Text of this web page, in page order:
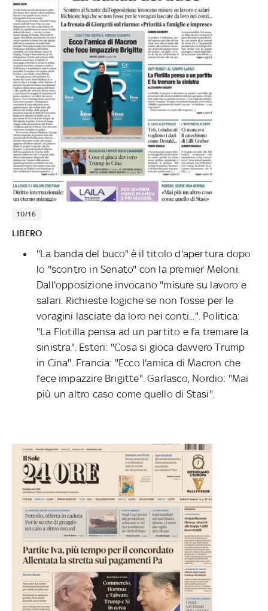
10/16
LIBERO
"La banda del buco" è il titolo d'apertura dopo
lo "scontro in Senato" con la premier Meloni.
Dall'opposizione invocano "misure su lavoro e
salari. Richieste logiche se non fosse per le
voragini lasciate da loro nei conti...". Politica:
"La Flotilla pensa ad un partito e fa tremare la
sinistra". Esteri: "Cosa si gioca davvero Trump
in Cina". Francia: "Ecco l'amica di Macron che
fece impazzire Brigitte". Garlasco, Nordio: "Mai
più un altro caso come quello di Stasi".